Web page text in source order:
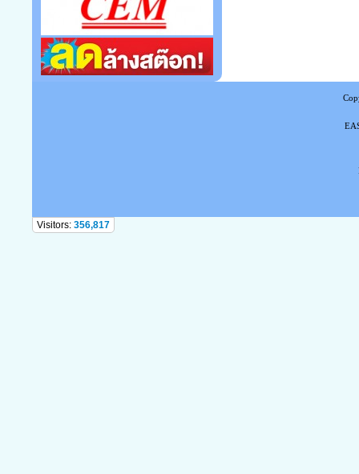
Visitors: 356,817